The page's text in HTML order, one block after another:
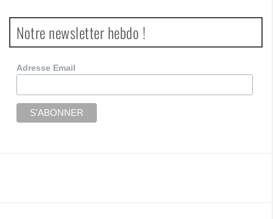
Notre newsletter hebdo !
Adresse Email